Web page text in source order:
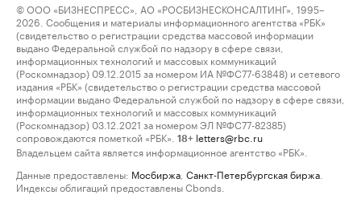
© ООО «БИЗНЕСПРЕСС», АО «РОСБИЗНЕСКОНСАЛТИНГ», 1995–
2026. Сообщения и материалы информационного агентства «РБК»
(свидетельство о регистрации средства массовой информации
выдано Федеральной службой по надзору в сфере связи,
информационных технологий и массовых коммуникаций
(Роскомнадзор) 09.12.2015 за номером ИА №ФС77-63848) и сетевого
издания «РБК» (свидетельство о регистрации средства массовой
информации выдано Федеральной службой по надзору в сфере связи,
информационных технологий и массовых коммуникаций
(Роскомнадзор) 03.12.2021 за номером ЭЛ №ФС77-82385)
сопровождаются пометкой «РБК».
18+ letters@rbc.ru
Владельцем сайта является информационное агентство «РБК».
Данные предоставлены: Мосбиржа Санкт-Петербургская биржа
Индексы облигаций предоставлены Cbonds.